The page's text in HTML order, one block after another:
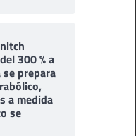
300 % a
prepara
a medida
se